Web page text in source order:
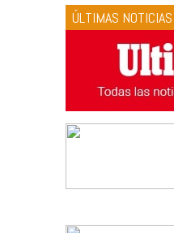
ÚLTIMAS NOTICIAS